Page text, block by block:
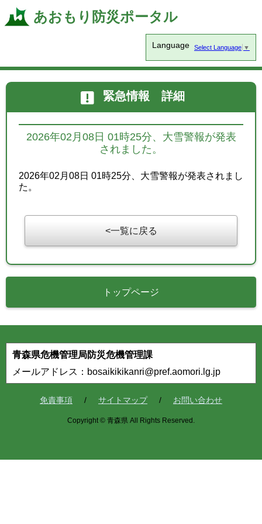
あおもり防災ポータル
Language Select Language ▼
緊急情報 詳細
2026年02月08日 01時25分、大雪警報が発表
されました。
2026年02月08日 01時25分、大雪警報が発表されまし
た。
一覧に戻る
トップページ
青森県危機管理局防災危機管理課
メールアドレス：bosaikikikanri@pref.aomori.lg.jp
免責事項 サイトマップ お問い合わせ
Copyright © 青森県 All Rights Reserved.